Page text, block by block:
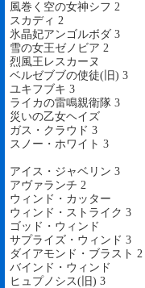
風巻く空の女神シフ 2
スカディ 2
氷晶妃アンゴルボダ 3
雪の女王ゼノビア 2
烈風王レスカーヌ
ベルゼブブの使徒(旧) 3
ユキフブキ 3
ライカの雷鳴親衛隊 3
災いの乙女ヘイズ
ガス・クラウド 3
スノー・ホワイト 3
アイス・ジャベリン 3
アヴァランチ 2
ウィンド・カッター
ウィンド・ストライク 3
ゴッド・ウィンド
サプライズ・ウィンド 3
ダイアモンド・ブラスト 2
バインド・ウィンド
ヒュプノシス(旧) 3